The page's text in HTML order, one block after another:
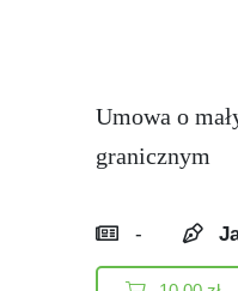
Umowa o
granicznym
-